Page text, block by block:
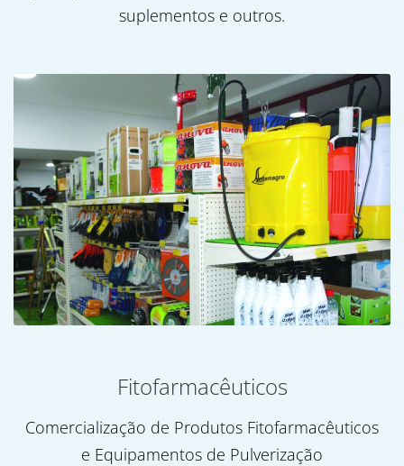
suplementos e outros.
Fitofarmacêuticos
Comercialização de Produtos Fitofarmacêuticos
e Equipamentos de Pulverização